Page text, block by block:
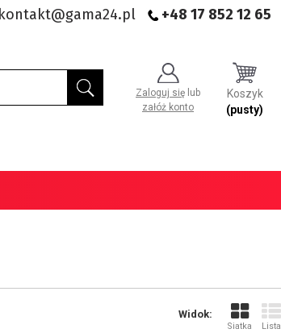
kontakt@gama24.pl +48 17 852 12 65
Zaloguj się lub
załóż konto
Koszyk
(pusty)
Widok:
Siatka Lista